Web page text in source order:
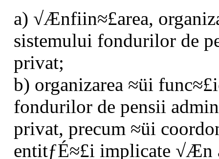
a) √Ænfiin≈£area,
sistemului fondurilor de
privat;
b) organizarea ≈üi
fondurilor de pensii
privat, precum ≈üi
entitƒÉ≈£i implicate √Æn